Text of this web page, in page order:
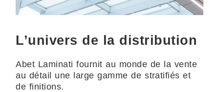
L’univers de la distribution
Abet Laminati fournit au monde de la vente
au détail une large gamme de stratifiés et
de finitions.